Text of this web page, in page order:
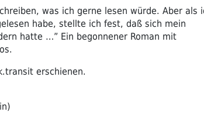
was ich gerne lesen würde. Aber als
habe, stellte ich fest, daß sich mein
hatte …” Ein begonnener Roman mit
erschienen.